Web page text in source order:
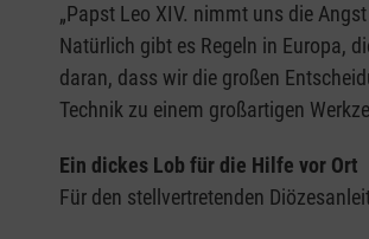
„Papst Leo XIV. nimmt uns die
Natürlich gibt es Regeln in Europa,
daran, dass wir die großen
Technik zu einem großartigen
Ein dickes Lob für die Hilfe vor Ort
Für den stellvertretenden